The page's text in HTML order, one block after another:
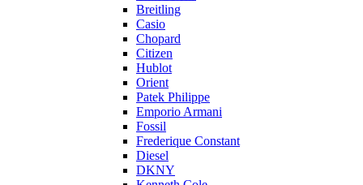
Breitling
Casio
Chopard
Citizen
Hublot
Orient
Patek Philippe
Emporio Armani
Fossil
Frederique Constant
Diesel
DKNY